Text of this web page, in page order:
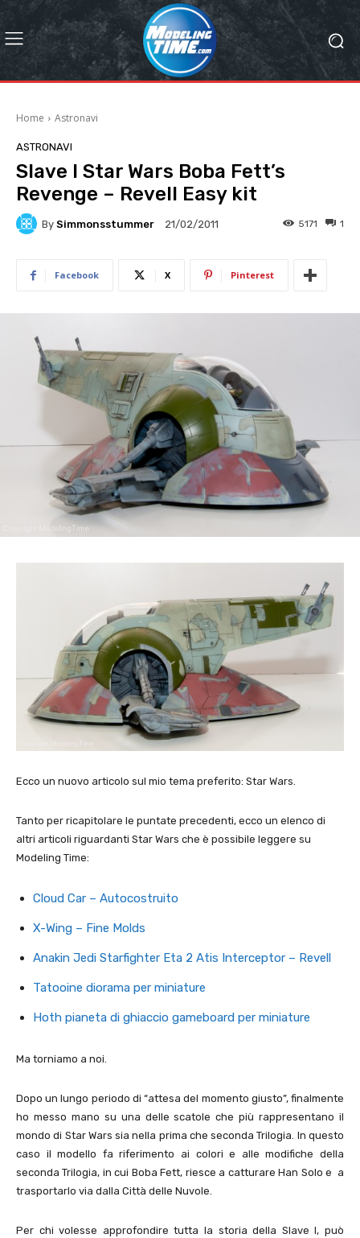
Home Astronavi
ASTRONAVI
Slave I Star Wars Boba Fett’s
Revenge – Revell Easy kit
By Simmonsstummer 21/02/2011 1
5171
Facebook X Pinterest
Ecco un nuovo articolo sul mio tema preferito: Star Wars.
Tanto per ricapitolare le puntate precedenti, ecco un elenco di
altri articoli riguardanti Star Wars che è possibile leggere su
Modeling Time:
Cloud Car – Autocostruito
X-Wing – Fine Molds
Anakin Jedi Starfighter Eta 2 Atis Interceptor – Revell
Tatooine diorama per miniature
Hoth pianeta di ghiaccio gameboard per miniature
Ma torniamo a noi.
Dopo un lungo periodo di “attesa del momento giusto”, finalmente
ho messo mano su una delle scatole che più rappresentano il
mondo di Star Wars sia nella prima che seconda Trilogia. In questo
caso il modello fa riferimento ai colori e alle modifiche della
seconda Trilogia, in cui Boba Fett, riesce a catturare Han Solo e a
trasportarlo via dalla Città delle Nuvole.
Per chi volesse approfondire tutta la storia della Slave I, può